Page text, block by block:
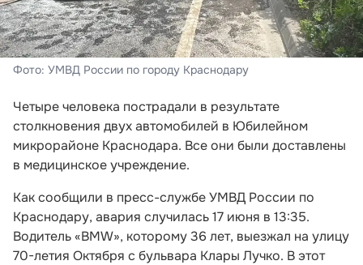
Фото: УМВД России по городу Краснодару
Четыре человека пострадали в результате
столкновения двух автомобилей в Юбилейном
микрорайоне Краснодара. Все они были доставлены
в медицинское учреждение.
Как сообщили в пресс-службе УМВД России по
Краснодару, авария случилась 17 июня в 13:35.
Водитель «BMW», которому 36 лет, выезжал на улицу
70-летия Октября с бульвара Клары Лучко. В этот